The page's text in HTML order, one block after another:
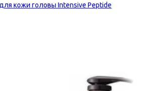
кожи головы Intensive Peptide